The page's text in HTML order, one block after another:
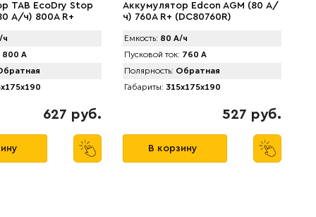
TAB EcоDry Stop
А/ч) 800А R+
800 А
627 руб.
Аккумулятор Edcon AGM (80 А/
ч) 760A R+ (DC80760R)
Емкость: 80 А/ч
Пусковой ток: 760 А
Полярность: Обратная
Габариты: 315x175x190
527 руб.
В корзину